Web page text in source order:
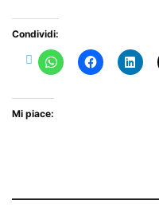
Condividi:
Mi piace: